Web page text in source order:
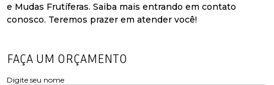
e Mudas Frutíferas. Saiba mais entrando em contato
conosco. Teremos prazer em atender você!
FAÇA UM ORÇAMENTO
Digite seu nome